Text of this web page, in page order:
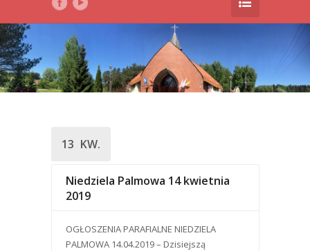
13 KW.
Niedziela Palmowa 14 kwietnia
2019
OGŁOSZENIA PARAFIALNE NIEDZIELA
PALMOWA 14.04.2019 – Dzisiejszą